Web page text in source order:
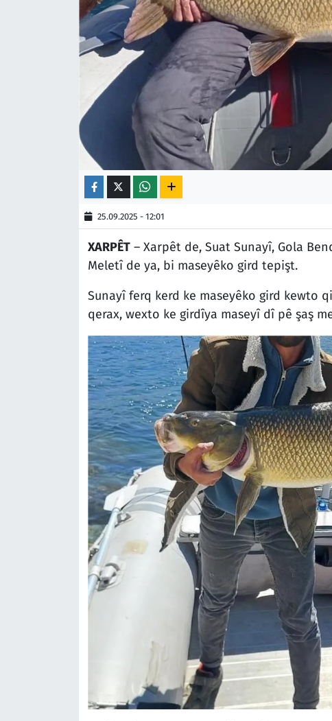
25.09.2025 - 12:01
XARPÊT– Xarpêt de, Suat Sunayî, Gola
Meletî de ya, bi maseyêko gird tepişt.
Sunayî ferq kerd ke maseyêko gird kewto
qerax, wexto ke girdîya maseyî dî pê şaş